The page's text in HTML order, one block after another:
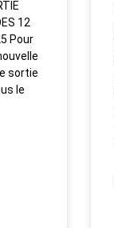
12
Pour
sortie
le